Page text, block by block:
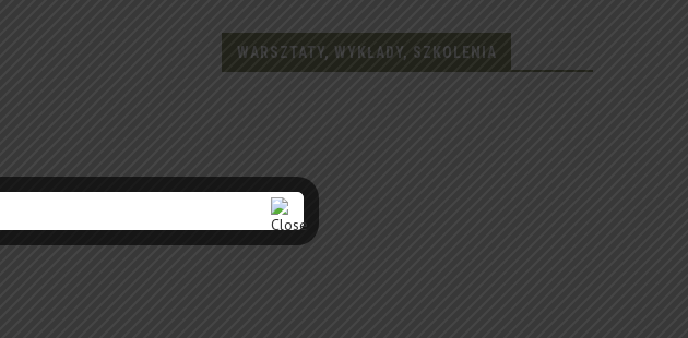
WARSZTATY, WYKŁADY, SZKOLENIA